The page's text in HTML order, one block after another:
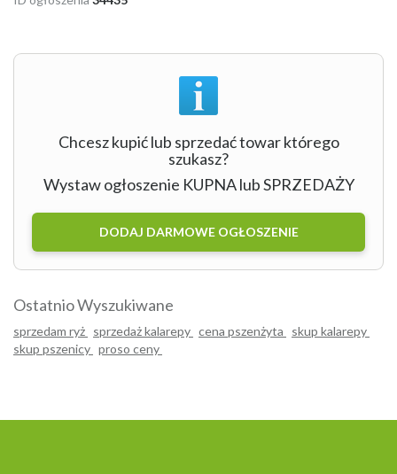
Chcesz kupić lub sprzedać towar którego
szukasz?
Wystaw ogłoszenie KUPNA lub SPRZEDAŻY
DODAJ DARMOWE OGŁOSZENIE
Ostatnio Wyszukiwane
sprzedam ryż sprzedaż kalarepy cena pszenżyta
skup kalarepy
skup pszenicy proso ceny